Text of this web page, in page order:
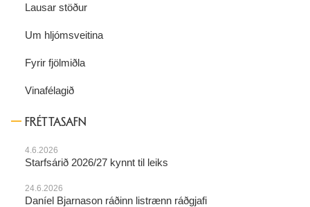
Lausar stöður
Um hljómsveitina
Fyrir fjölmiðla
Vinafélagið
FRÉTTASAFN
4.6.2026
Starfsárið 2026/27 kynnt til leiks
24.6.2026
Daníel Bjarnason ráðinn listrænn ráðgjafi